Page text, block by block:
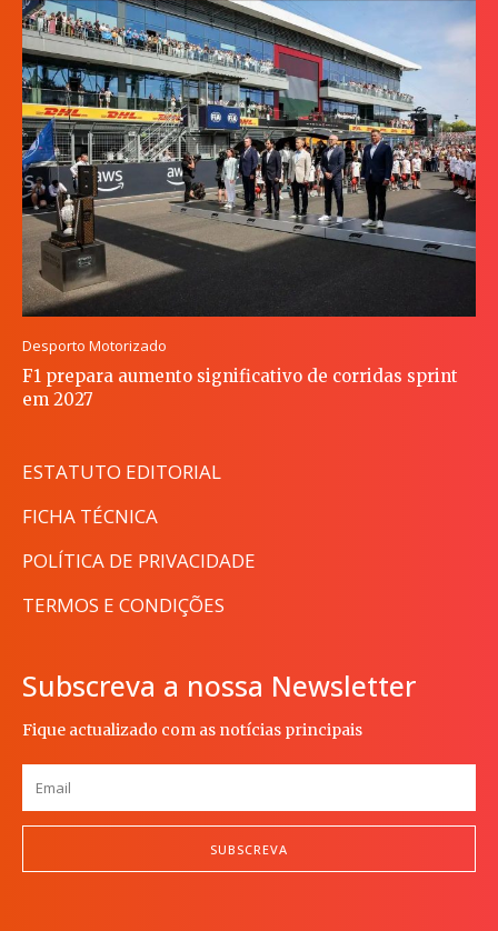
Desporto Motorizado
F1 prepara aumento significativo de corridas sprint
em 2027
ESTATUTO EDITORIAL
FICHA TÉCNICA
POLÍTICA DE PRIVACIDADE
TERMOS E CONDIÇÕES
Subscreva a nossa Newsletter
Fique actualizado com as notícias principais
SUBSCREVA